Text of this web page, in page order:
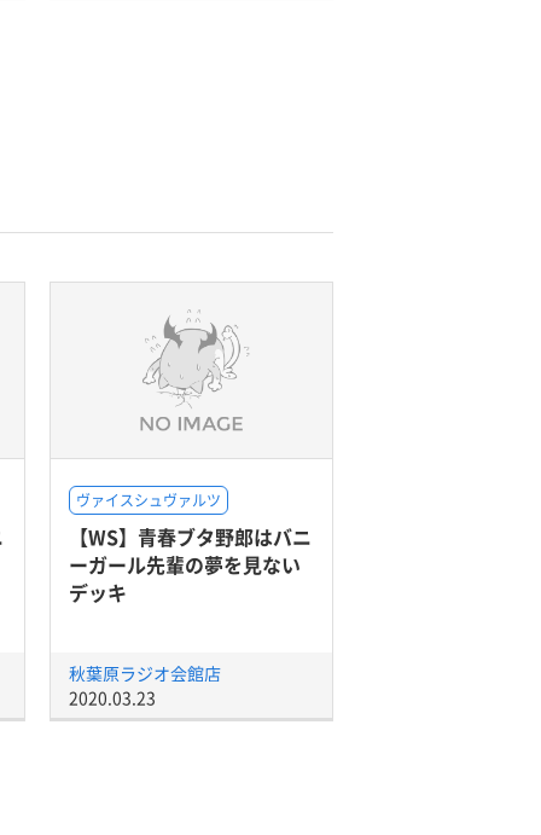
ヴァイスシュヴァルツ
【WS】青春ブタ野郎はバニ
ーガール先輩の夢を見ない
デッキ
秋葉原ラジオ会館店
2020.03.23